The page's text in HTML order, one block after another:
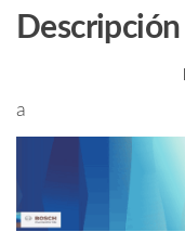
en
AMS-
o
Descripción
a